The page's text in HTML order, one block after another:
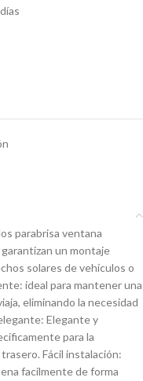
parabrisa ventana
un montaje
solares de vehículos o
ideal para mantener una
eliminando la necesidad
Elegante y
para la
Fácil instalación:
facilmente de forma